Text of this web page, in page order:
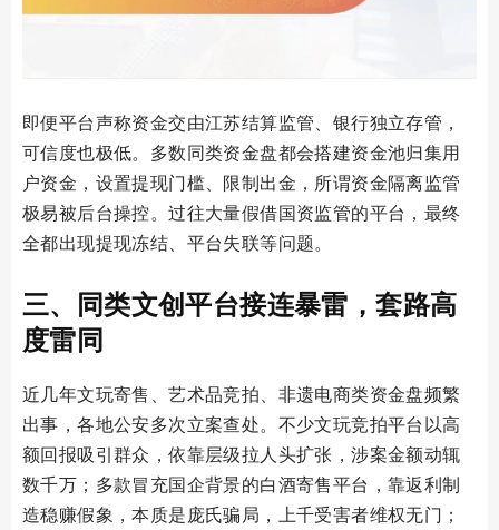
即便平台声称资金交由江苏结算监管、银行独立存管，
可信度也极低。多数同类资金盘都会搭建资金池归集用
户资金，设置提现门槛、限制出金，所谓资金隔离监管
极易被后台操控。过往大量假借国资监管的平台，最终
全都出现提现冻结、平台失联等问题。
三、同类文创平台接连暴雷，套路高
度雷同
近几年文玩寄售、艺术品竞拍、非遗电商类资金盘频繁
出事，各地公安多次立案查处。不少文玩竞拍平台以高
额回报吸引群众，依靠层级拉人头扩张，涉案金额动辄
数千万；多款冒充国企背景的白酒寄售平台，靠返利制
造稳赚假象，本质是庞氏骗局，上千受害者维权无门；